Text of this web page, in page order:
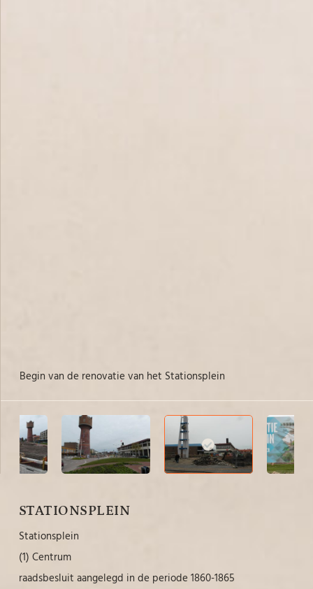
STATIONSPLEIN
Stationsplein
(1) Centrum
raadsbesluit aangelegd in de periode 1860-1865
Begin van de renovatie van het Stationsplein